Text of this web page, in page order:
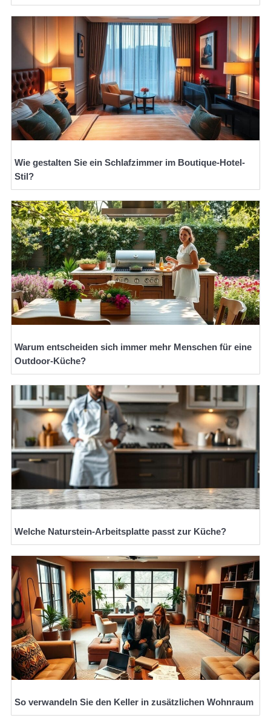
Wie gestalten Sie ein Schlafzimmer im Boutique-Hotel-
Stil?
Warum entscheiden sich immer mehr Menschen für eine
Outdoor-Küche?
Welche Naturstein-Arbeitsplatte passt zur Küche?
So verwandeln Sie den Keller in zusätzlichen Wohnraum